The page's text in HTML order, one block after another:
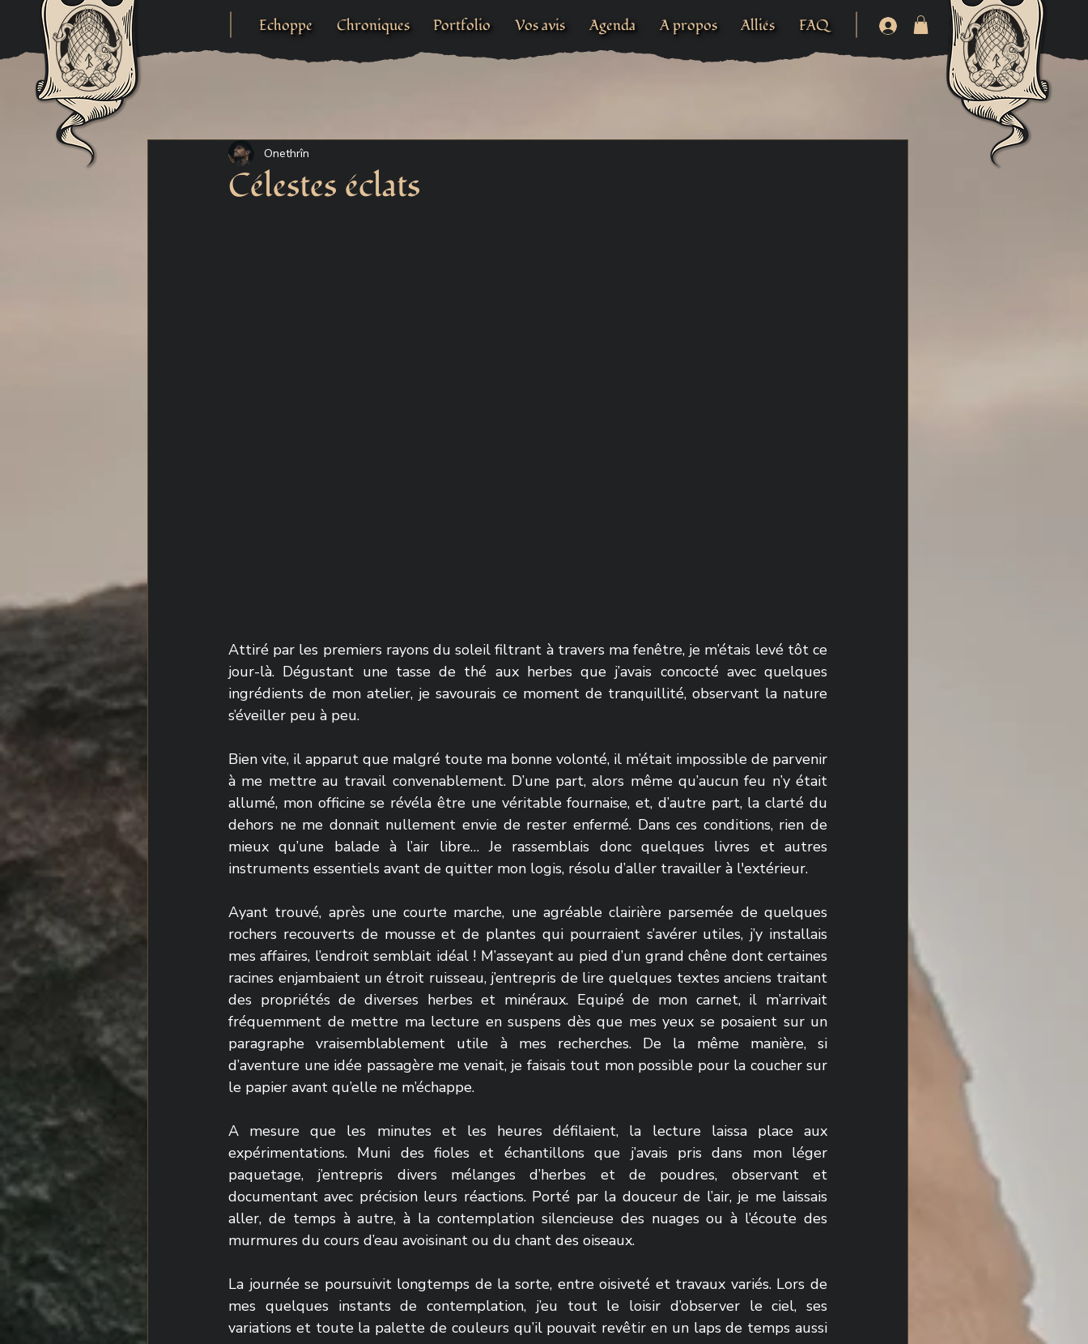
Echoppe Chroniques Portfolio Vos avis Agenda A propos Alliés FAQ
Célestes éclats
Onethrîn
Attiré par les premiers rayons du soleil filtrant à travers ma fenêtre, je m’étais levé tôt ce
jour-là. Dégustant une tasse de thé aux herbes que j’avais concocté avec quelques
ingrédients de mon atelier, je savourais ce moment de tranquillité, observant la nature
s’éveiller peu à peu.
Bien vite, il apparut que malgré toute ma bonne volonté, il m’était impossible de parvenir
à me mettre au travail convenablement. D’une part, alors même qu’aucun feu n’y était
allumé, mon officine se révéla être une véritable fournaise, et, d’autre part, la clarté du
dehors ne me donnait nullement envie de rester enfermé. Dans ces conditions, rien de
mieux qu’une balade à l’air libre… Je rassemblais donc quelques livres et autres
instruments essentiels avant de quitter mon logis, résolu d’aller travailler à l'extérieur.
Ayant trouvé, après une courte marche, une agréable clairière parsemée de quelques
rochers recouverts de mousse et de plantes qui pourraient s’avérer utiles, j’y installais
mes affaires, l’endroit semblait idéal ! M’asseyant au pied d’un grand chêne dont certaines
racines enjambaient un étroit ruisseau, j’entrepris de lire quelques textes anciens traitant
des propriétés de diverses herbes et minéraux. Equipé de mon carnet, il m’arrivait
fréquemment de mettre ma lecture en suspens dès que mes yeux se posaient sur un
paragraphe vraisemblablement utile à mes recherches. De la même manière, si
d’aventure une idée passagère me venait, je faisais tout mon possible pour la coucher sur
le papier avant qu’elle ne m’échappe.
A mesure que les minutes et les heures défilaient, la lecture laissa place aux
expérimentations. Muni des fioles et échantillons que j’avais pris dans mon léger
paquetage, j’entrepris divers mélanges d’herbes et de poudres, observant et
documentant avec précision leurs réactions. Porté par la douceur de l’air, je me laissais
aller, de temps à autre, à la contemplation silencieuse des nuages ou à l’écoute des
murmures du cours d’eau avoisinant ou du chant des oiseaux.
La journée se poursuivit longtemps de la sorte, entre oisiveté et travaux variés. Lors de
mes quelques instants de contemplation, j’eu tout le loisir d’observer le ciel, ses
variations et toute la palette de couleurs qu’il pouvait revêtir en un laps de temps aussi